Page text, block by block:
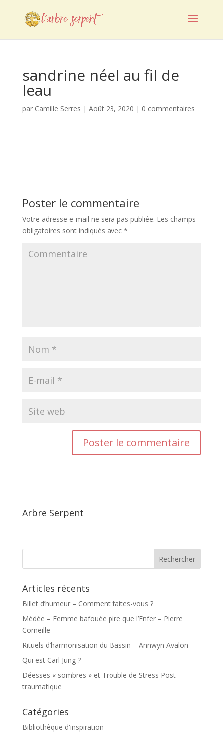
sandrine néel au fil de
leau
par Camille Serres | Août 23, 2020 | 0 commentaires
Poster le commentaire
Votre adresse e-mail ne sera pas publiée. Les champs
obligatoires sont indiqués avec *
Arbre Serpent
Articles récents
Billet d’humeur – Comment faites-vous ?
Médée – Femme bafouée pire que l’Enfer – Pierre
Corneille
Rituels d’harmonisation du Bassin – Annwyn Avalon
Qui est Carl Jung ?
Déesses « sombres » et Trouble de Stress Post-
traumatique
Catégories
Bibliothèque d'inspiration